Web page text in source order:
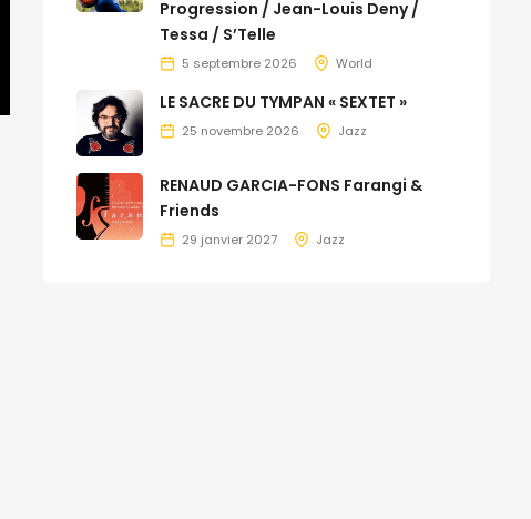
Progression / Jean-Louis Deny /
Tessa / S’Telle
5 septembre 2026 World
LE SACRE DU TYMPAN « SEXTET »
25 novembre 2026 Jazz
RENAUD GARCIA-FONS Farangi &
Friends
29 janvier 2027 Jazz